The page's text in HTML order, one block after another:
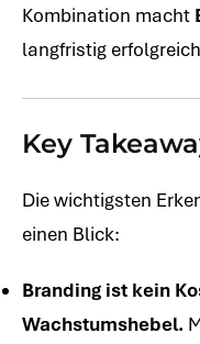
Kombination macht
langfristig
Key
Die wichtigsten
einen Blick:
Branding ist kein
Wachstumshebel.